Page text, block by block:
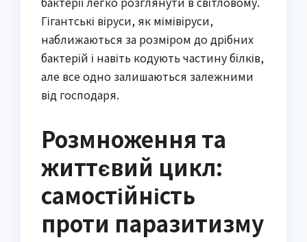
Гігантські віруси, як мімівіруси,
наближаються за розміром до дрібних
бактерій і навіть кодують частину білків,
але все одно залишаються залежними
від господаря.
Розмноження та
життєвий цикл:
самостійність
проти паразитизму